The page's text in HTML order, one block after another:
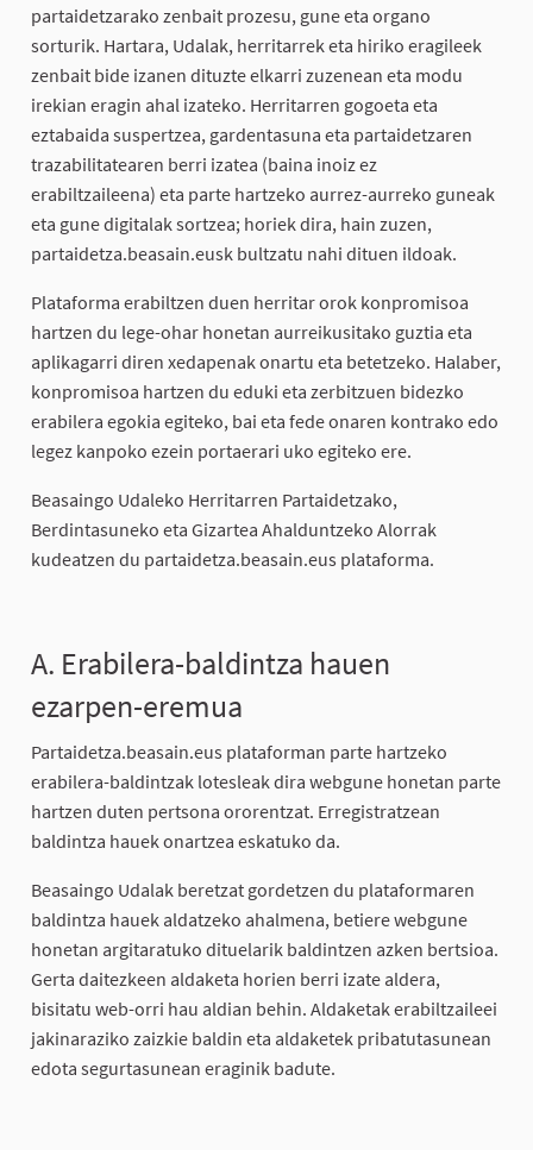
partaidetzarako zenbait prozesu, gune eta organo
sorturik. Hartara, Udalak, herritarrek eta hiriko eragileek
zenbait bide izanen dituzte elkarri zuzenean eta modu
irekian eragin ahal izateko. Herritarren gogoeta eta
eztabaida suspertzea, gardentasuna eta partaidetzaren
trazabilitatearen berri izatea (baina inoiz ez
erabiltzaileena) eta parte hartzeko aurrez-aurreko guneak
eta gune digitalak sortzea; horiek dira, hain zuzen,
partaidetza.beasain.eusk bultzatu nahi dituen ildoak.
Plataforma erabiltzen duen herritar orok konpromisoa
hartzen du lege-ohar honetan aurreikusitako guztia eta
aplikagarri diren xedapenak onartu eta betetzeko. Halaber,
konpromisoa hartzen du eduki eta zerbitzuen bidezko
erabilera egokia egiteko, bai eta fede onaren kontrako edo
legez kanpoko ezein portaerari uko egiteko ere.
Beasaingo Udaleko Herritarren Partaidetzako,
Berdintasuneko eta Gizartea Ahalduntzeko Alorrak
kudeatzen du partaidetza.beasain.eus plataforma.
A. Erabilera-baldintza hauen
ezarpen-eremua
Partaidetza.beasain.eus plataforman parte hartzeko
erabilera-baldintzak lotesleak dira webgune honetan parte
hartzen duten pertsona ororentzat. Erregistratzean
baldintza hauek onartzea eskatuko da.
Beasaingo Udalak beretzat gordetzen du plataformaren
baldintza hauek aldatzeko ahalmena, betiere webgune
honetan argitaratuko dituelarik baldintzen azken bertsioa.
Gerta daitezkeen aldaketa horien berri izate aldera,
bisitatu web-orri hau aldian behin. Aldaketak erabiltzaileei
jakinaraziko zaizkie baldin eta aldaketek pribatutasunean
edota segurtasunean eraginik badute.